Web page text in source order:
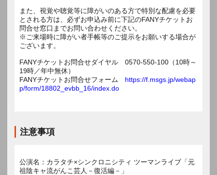
また、視覚や聴覚等に障がいのある方で特別な配慮を必要
とされる方は、必ずお申込み前に下記のFANYチケットお
問合せ窓口までお問い合わせください。
※ご来場時に障がい者手帳等のご提示をお願いする場合が
ございます。
FANYチケットお問合せダイヤル 0570-550-100（10時～
19時／年中無休）
FANYチケットお問合せフォーム https://f.msgs.jp/webap
p/form/18802_evbb_16/index.do
注意事項
公演名：カラタチ×シンクロニシティ ツーマンライブ「元
祖陰キャ流がんこ芸人－復活編－」